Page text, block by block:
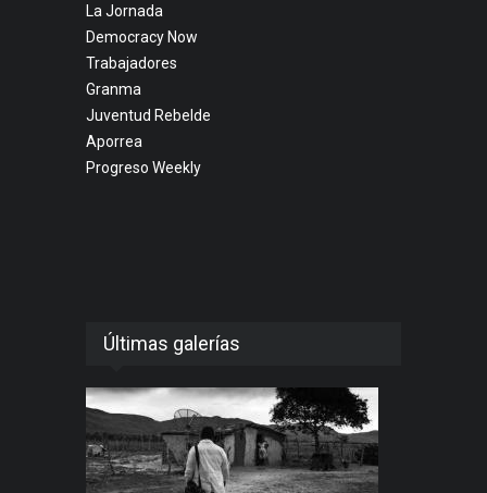
La Jornada
Democracy Now
Trabajadores
Granma
Juventud Rebelde
Aporrea
Progreso Weekly
Últimas galerías